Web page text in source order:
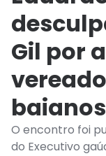
Gil por
baianos
O encontro foi
do Executivo